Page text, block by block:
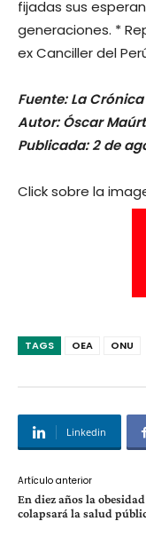
fijadas sus
generaciones. *
ex Canciller del
Fuente: La
Autor: Óscar
Publicada: 2 de
Click sobre la
TAGS OEA ONU
Linkedin
Artículo anterior
En diez años la obesidad
colapsará la salud